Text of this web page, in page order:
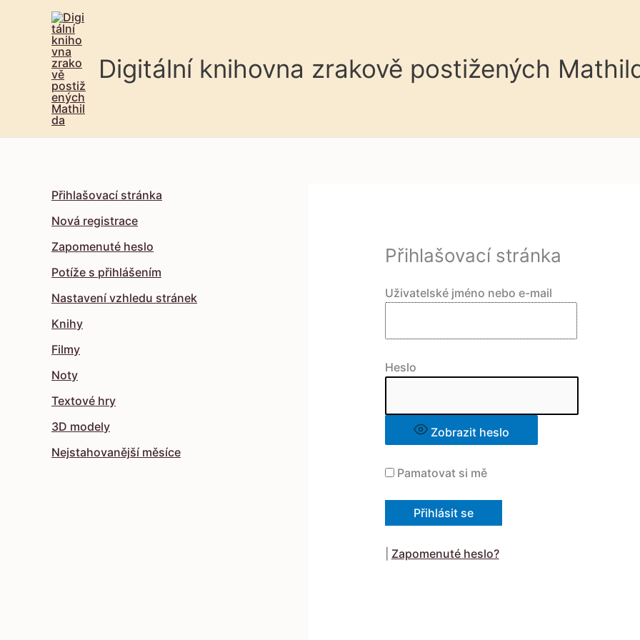
Digitální knihovna zrakově postižených
Přihlašovací stránka
Nová registrace
Zapomenuté heslo
Potíže s přihlášením
Nastavení vzhledu stránek
Knihy
Filmy
Noty
Textové hry
3D modely
Nejstahovanější měsíce
Přihlašovací stránka
Uživatelské jméno nebo e-mail
Heslo
Zobrazit heslo
Pamatovat si mě
Zapomenuté heslo?